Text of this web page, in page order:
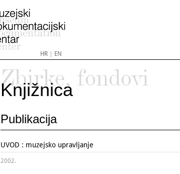
HR| EN
Zbirke, fondovi
Knjižnica
Publikacija
UVOD : muzejsko upravljanje
2002.